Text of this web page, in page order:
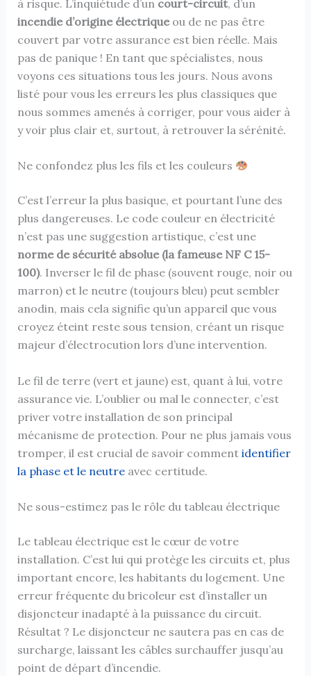
à risque. L’inquiétude d’un court-circuit, d’un
incendie d’origine électriqueou de ne pas être
couvert par votre assurance est bien réelle. Mais
pas de panique ! En tant que spécialistes, nous
voyons ces situations tous les jours. Nous avons
listé pour vous les erreurs les plus classiques que
nous sommes amenés à corriger, pour vous aider à
y voir plus clair et, surtout, à retrouver la sérénité.
Ne confondez plus les fils et les couleurs
C’est l’erreur la plus basique, et pourtant l’une des
plus dangereuses. Le code couleur en électricité
n’est pas une suggestion artistique, c’est une
norme de sécurité absolue (la fameuse NF C 15-
100). Inverser le fil de phase (souvent rouge, noir ou
marron) et le neutre (toujours bleu) peut sembler
anodin, mais cela signifie qu’un appareil que vous
croyez éteint reste sous tension, créant un risque
majeur d’électrocution lors d’une intervention.
Le fil de terre (vert et jaune) est, quant à lui, votre
assurance vie. L’oublier ou mal le connecter, c’est
priver votre installation de son principal
mécanisme de protection. Pour ne plus jamais vous
tromper, il est crucial de savoir comment identifier
la phase et le neutreavec certitude.
Ne sous-estimez pas le rôle du tableau électrique
Le tableau électrique est le cœur de votre
installation. C’est lui qui protège les circuits et, plus
important encore, les habitants du logement. Une
erreur fréquente du bricoleur est d’installer un
disjoncteur inadapté à la puissance du circuit.
Résultat ? Le disjoncteur ne sautera pas en cas de
surcharge, laissant les câbles surchauffer jusqu’au
point de départ d’incendie.